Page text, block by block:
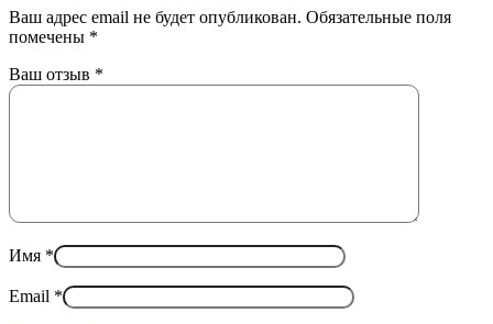
Ваш адрес email не будет опубликован. Обязательные поля
помечены *
Ваш отзыв *
Имя *
Email *